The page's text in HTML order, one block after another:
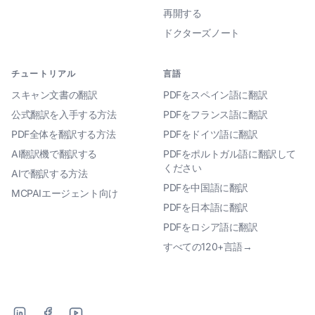
再開する
ドクターズノート
チュートリアル
スキャン文書の翻訳
公式翻訳を入手する方法
PDF全体を翻訳する方法
AI翻訳機で翻訳する
AIで翻訳する方法
MCPAIエージェント向け
言語
PDFをスペイン語に翻訳
PDFをフランス語に翻訳
PDFをドイツ語に翻訳
PDFをポルトガル語に翻訳して
ください
PDFを中国語に翻訳
PDFを日本語に翻訳
PDFをロシア語に翻訳
すべての120+言語→